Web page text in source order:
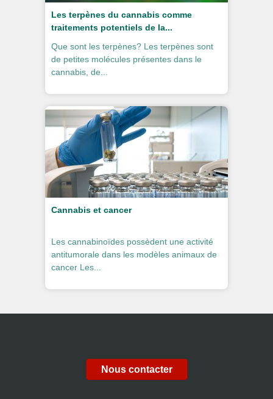
Les terpènes du cannabis comme
traitements potentiels de la...
Que sont les terpènes? Les terpènes sont
de petites molécules présentes dans le
cannabis, de...
Cannabis et cancer
Les cannabinoïdes possèdent une activité
antitumorale dans les modèles animaux de
cancer Les...
Nous contacter